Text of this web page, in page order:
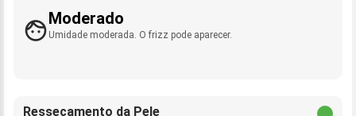
Moderado
Umidade moderada. O frizz pode aparecer.
Ressecamento da Pele